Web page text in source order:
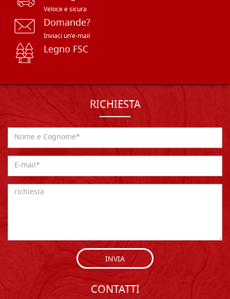
Veloce e sicura
Domande?
Inviaci un'e-mail
Legno FSC
RICHIESTA
INVIA
CONTATTI